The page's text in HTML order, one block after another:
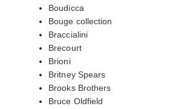
Boudicca
Bouge collection
Braccialini
Brecourt
Brioni
Britney Spears
Brooks Brothers
Bruce Oldfield